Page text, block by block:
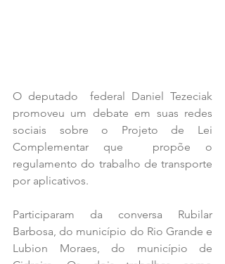
O deputado  federal Daniel Tezeciak
promoveu um debate em suas redes
sociais sobre o Projeto de Lei
Complementar que  propõe o
regulamento do trabalho de transporte
por aplicativos.
Participaram da conversa Rubilar
Barbosa, do município do Rio Grande e
Lubion Moraes, do município de